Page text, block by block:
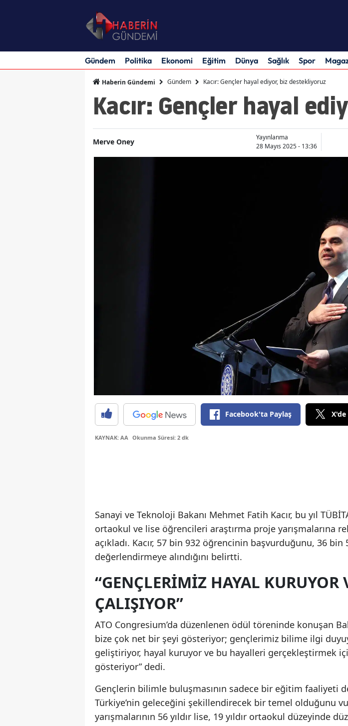
Gündem Politika Ekonomi Eğitim Dünya Sağlık Spor
Haberin Gündemi Gündem Kacır: Gençler hayal ediyor, biz destekliyoruz
Kacır: Gençler hayal
Merve Oney
Yayınlanma
28 Mayıs 2025 - 13:36
Facebook'ta Paylaş X'de
KAYNAK: AA Okunma Süresi: 2 dk
Sanayi ve Teknoloji Bakanı Mehmet Fatih Kacır, bu yıl
ortaokul ve lise öğrencileri araştırma proje yarışmalarına
açıkladı. Kacır, 57 bin 932 öğrencinin başvurduğunu, 36
değerlendirmeye alındığını belirtti.
“GENÇLERIMIZ HAYAL KURUYOR
ÇALIŞIYOR”
ATO Congresium’da düzenlenen ödül töreninde konuşan
bize çok net bir şeyi gösteriyor; gençlerimiz bilime ilgi
geliştiriyor, hayal kuruyor ve bu hayalleri gerçekleştirmek
gösteriyor” dedi.
Gençlerin bilimle buluşmasının sadece bir eğitim faaliyeti
Türkiye’nin geleceğini şekillendirecek bir temel olduğunu
yarışmalarının 56 yıldır lise, 19 yıldır ortaokul düzeyinde